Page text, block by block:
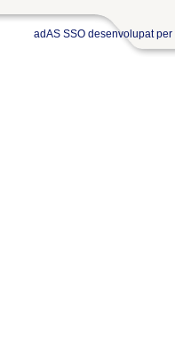
adAS SSO desenvolupat per